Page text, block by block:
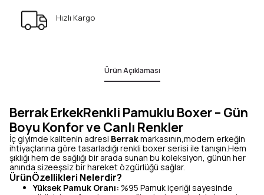
Hızlı Kargo
Ürün Açıklaması
Berrak ErkekRenkli Pamuklu Boxer – Gün
Boyu Konfor ve Canlı Renkler
İç giyimde kalitenin adresi Berrakmarkasının,modern erkeğin
ihtiyaçlarına göre tasarladığı renkli boxer serisi ile tanışın.Hem
şıklığı hem de sağlığı bir arada sunan bu koleksiyon, günün her
anında sizeeşsiz bir hareket özgürlüğü sağlar.
ÜrünÖzellikleri Nelerdir?
Yüksek Pamuk Oranı: %95 Pamuk içeriği sayesinde